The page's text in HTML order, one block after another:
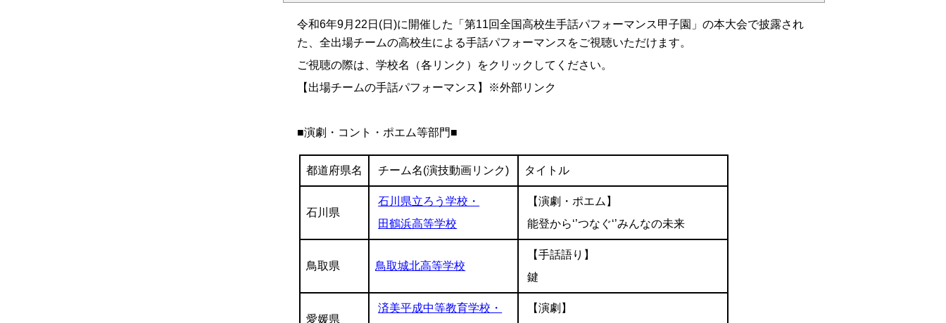
令和6年9月22日(日)に開催した「第11回全国高校生手話パフォーマンス甲子園」の本大会で披露され
た、全出場チームの高校生による手話パフォーマンスをご視聴いただけます。
ご視聴の際は、学校名（各リンク）をクリックしてください。
【出場チームの手話パフォーマンス】※外部リンク
■演劇・コント・ポエム等部門■
都道府県名 チーム名(演技動画リンク) タイトル
石川県
石川県立ろう学校・
田鶴浜高等学校
【演劇・ポエム】
能登から‘’つなぐ‘’みんなの未来
鳥取県 鳥取城北高等学校
【手話語り】
鍵
愛媛県
済美平成中等教育学校・ 【演劇】